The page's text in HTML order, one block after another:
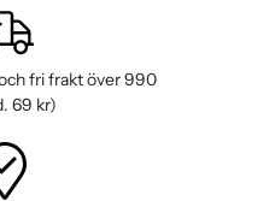
fri frakt över 990
69 kr)